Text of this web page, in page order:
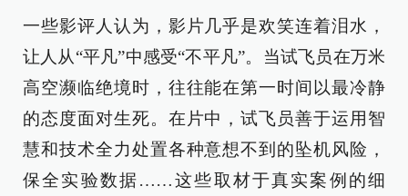
一些影评人认为，影片几乎是欢笑连着泪水，
让人从“平凡”中感受“不平凡”。当试飞员在万米
高空濒临绝境时，往往能在第一时间以最冷静
的态度面对生死。在片中，试飞员善于运用智
慧和技术全力处置各种意想不到的坠机风险，
保全实验数据……这些取材于真实案例的细